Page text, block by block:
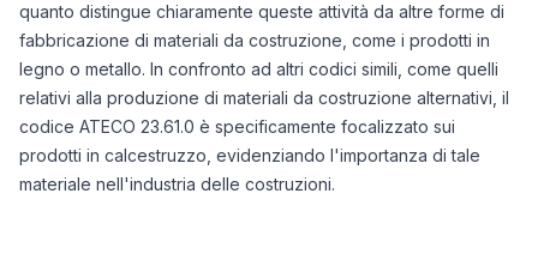
quanto distingue chiaramente queste attività da altre forme di
fabbricazione di materiali da costruzione, come i prodotti in
legno o metallo. In confronto ad altri codici simili, come quelli
relativi alla produzione di materiali da costruzione alternativi, il
codice ATECO 23.61.0 è specificamente focalizzato sui
prodotti in calcestruzzo, evidenziando l'importanza di tale
materiale nell'industria delle costruzioni.